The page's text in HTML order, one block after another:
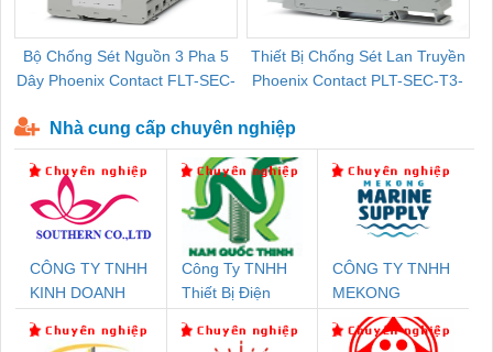
Bộ Chống Sét Nguồn 3 Pha 5
Dây Phoenix Contact FLT-SEC-
Thiết Bị Chống Sét Lan Truyền
Phoenix Contact PLT-SEC-T3-
Nhà cung cấp chuyên nghiệp
CÔNG TY TNHH
KINH DOANH
PHƯƠNG NAM
Công Ty TNHH
Thiết Bị Điện
CÔNG TY TNHH
MEKONG
MARINE
SUPPLY